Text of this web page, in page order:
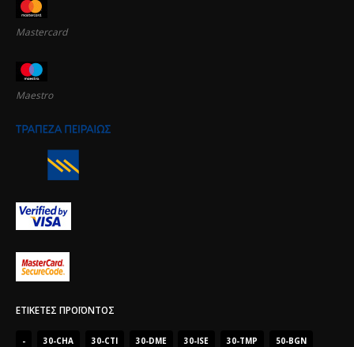
Mastercard
Maestro
ΕΤΙΚΈΤΕΣ ΠΡΟΪΌΝΤΟΣ
- 30-CHA 30-CTI 30-DME 30-ISE 30-TMP 50-BGN